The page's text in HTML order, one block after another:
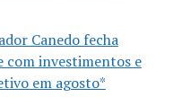
Canedo fecha
com investimentos e
em agosto*